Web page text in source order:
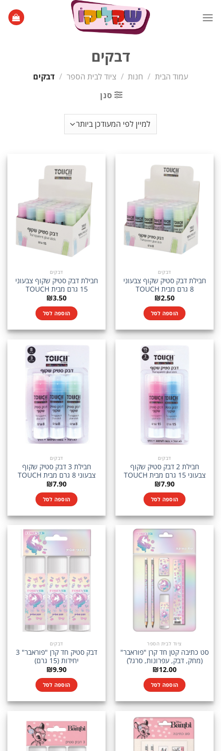
דבקים
עמוד הבית / חנות / ציוד לבית הספר / דבקים
סנן
דבקים
חבילת דבק סטיק שקוף צבעוני
8 גרם מבית TOUCH
₪2.50
הוספה לסל
דבקים
חבילת דבק סטיק שקוף צבעוני
15 גרם מבית TOUCH
₪3.50
הוספה לסל
דבקים
חבילת 2 דבק סטיק שקוף
צבעוני 15 גרם מבית TOUCH
₪7.90
הוספה לסל
דבקים
חבילת 3 דבק סטיק שקוף
צבעוני 8 גרם מבית TOUCH
₪7.90
הוספה לסל
ציוד לבית הספר
סט כתיבה קטן חד קרן "פוראבר"
(מחק, דבק, עפרונות, סרגל)
₪12.00
הוספה לסל
דבקים
דבק סטיק חד קרן "פוראבר" 3
יחידות (15 גרם)
₪9.90
הוספה לסל